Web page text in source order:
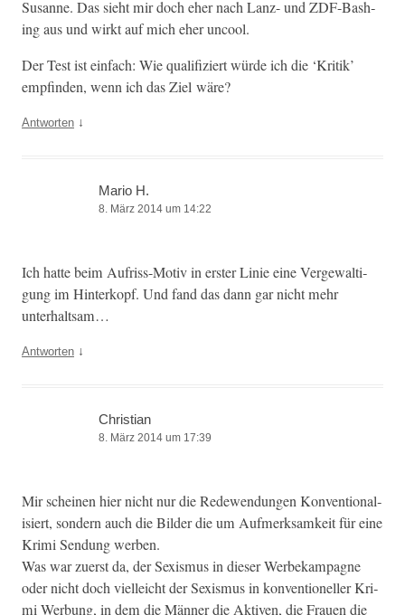
Susanne. Das sieht mir doch eher nach Lanz- und ZDF-Bash­
ing aus und wirkt auf mich eher uncool.
Der Test ist ein­fach: Wie qual­i­fiziert würde ich die ‘Kri­tik’
empfind­en, wenn ich das Ziel wäre?
Antworten ↓
Mario H.
8. März 2014 um 14:22
Ich hat­te beim Aufriss-Motiv in erster Lin­ie eine Verge­wal­ti­
gung im Hin­terkopf. Und fand das dann gar nicht mehr
unterhaltsam…
Antworten ↓
Christian
8. März 2014 um 17:39
Mir scheinen hier nicht nur die Redewen­dun­gen Kon­ven­tion­al­
isiert, son­dern auch die Bilder die um Aufmerk­samkeit für eine
Kri­mi Sendung werben.
Was war zuerst da, der Sex­is­mus in dieser Wer­bekam­pagne
oder nicht doch vielle­icht der Sex­is­mus in kon­ven­tioneller Kri­
mi Wer­bung, in dem die Män­ner die Aktiv­en, die Frauen die